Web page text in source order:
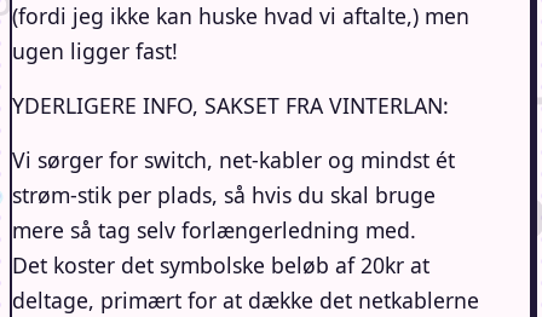
(fordi jeg ikke kan huske hvad vi aftalte,) men
ugen ligger fast!
YDERLIGERE INFO, SAKSET FRA VINTERLAN:
Vi sørger for switch, net-kabler og mindst ét
strøm-stik per plads, så hvis du skal bruge
mere så tag selv forlængerledning med.
Det koster det symbolske beløb af 20kr at
deltage, primært for at dække det netkablerne